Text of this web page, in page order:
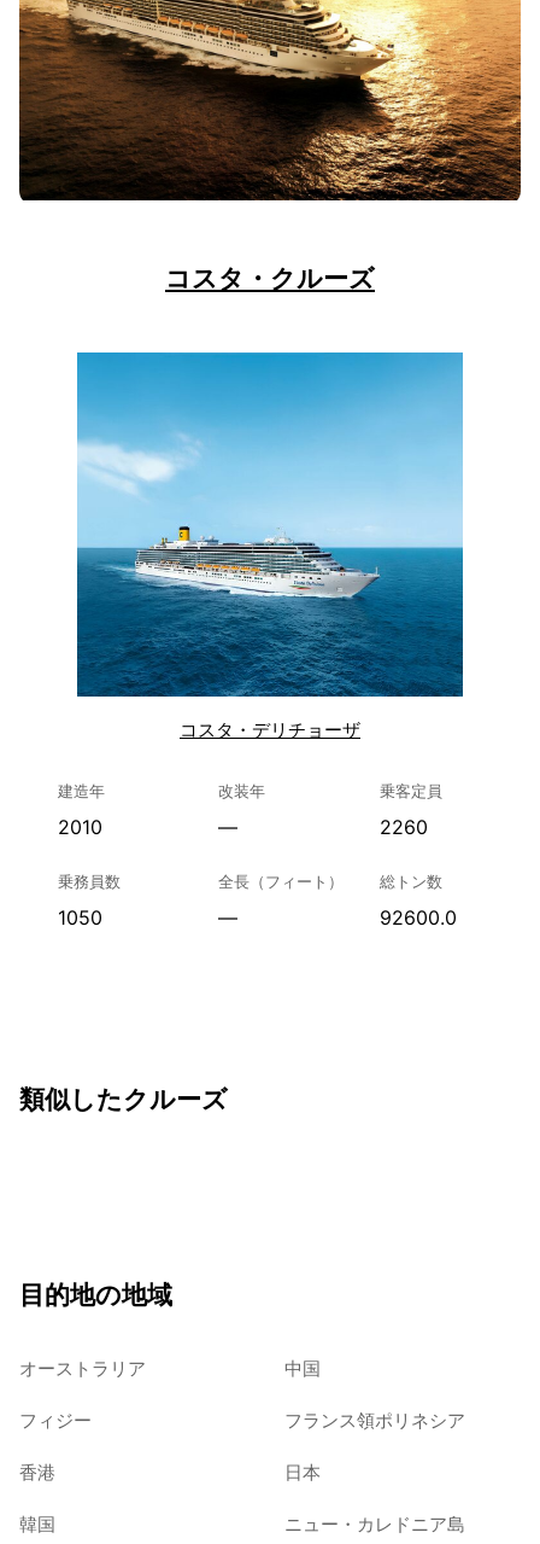
コスタ・クルーズ
コスタ・デリチョーザ
建造年
2010
改装年
—
乗客定員
2260
乗務員数
1050
全長（フィート）
—
総トン数
92600.0
類似したクルーズ
目的地の地域
オーストラリア 中国
フィジー フランス領ポリネシア
香港 日本
韓国 ニュー・カレドニア島